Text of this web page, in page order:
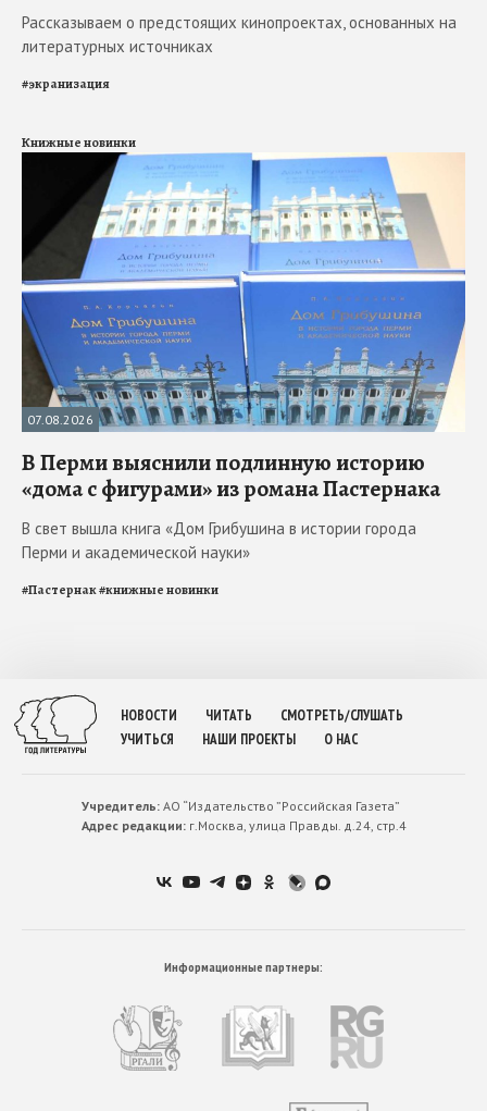
Рассказываем о предстоящих кинопроектах, основанных на
литературных источниках
#экранизация
Книжные новинки
07.08.2026
В Перми выяснили подлинную историю
«дома с фигурами» из романа Пастернака
В свет вышла книга «Дом Грибушина в истории города
Перми и академической науки»
#Пастернак#книжные новинки
НОВОСТИ ЧИТАТЬ
СМОТРЕТЬ/СЛУШАТЬ
УЧИТЬСЯ
НАШИ ПРОЕКТЫ О НАС
Учредитель:АО “Издательство ”Российская Газета”
Адрес редакции:г.Москва, улица Правды. д.24, стр.4
Информационные партнеры: